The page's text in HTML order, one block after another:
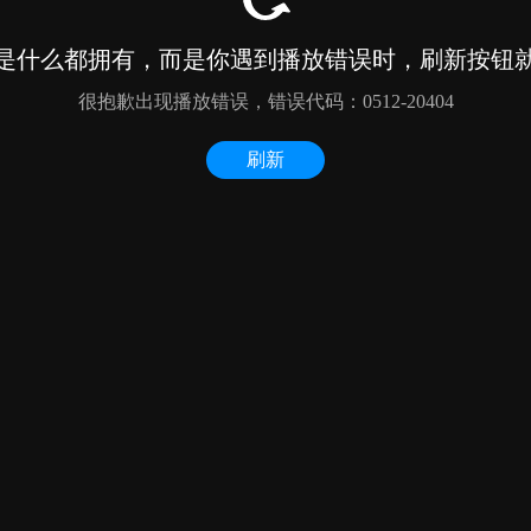
什么都拥有，而是你遇到播放错误时，刷新按钮
很抱歉出现播放错误，错误代码：0512-20404
刷新